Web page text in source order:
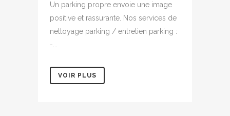
Un parking propre envoie une image
positive et rassurante. Nos services de
nettoyage parking / entretien parking :
-...
VOIR PLUS